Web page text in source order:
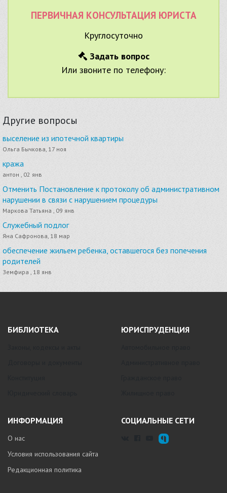
ПЕРВИЧНАЯ КОНСУЛЬТАЦИЯ ЮРИСТА
Круглосуточно
Задать вопрос
Или звоните по телефону:
Другие вопросы
выселение из ипотечной квартиры
Ольга Бычкова, 17 ноя
кража
антон , 02 янв
Отменить Постановление к протоколу об административном
нарушении в связи с нарушением процедуры
Маркова Татьяна , 09 янв
Служебный подлог
Яна Сафронова, 18 мар
обеспечение жильем ребенка, оставшегося без попечения
родителей
Земфира , 18 янв
БИБЛИОТЕКА ЮРИСПРУДЕНЦИЯ
ИНФОРМАЦИЯ
О нас
Условия использования сайта
Редакционная политика
СОЦИАЛЬНЫЕ СЕТИ